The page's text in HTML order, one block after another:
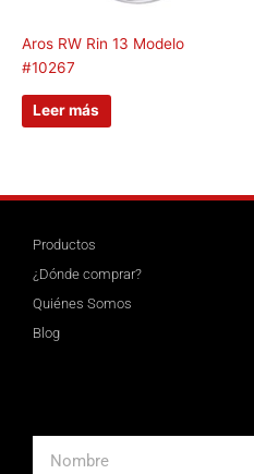
Aros RW Rin 13 Modelo
#10267
Leer más
Productos
¿Dónde comprar?
Quiénes Somos
Blog